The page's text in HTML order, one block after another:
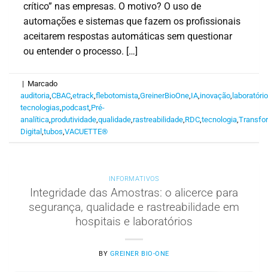
crítico” nas empresas. O motivo? O uso de
automações e sistemas que fazem os profissionais
aceitarem respostas automáticas sem questionar
ou entender o processo. […]
| Marcado
auditoria ,CBAC ,etrack ,flebotomista ,GreinerBioOne IA inovação laboratório
tecnologias ,podcast Pré-
analítica ,produtividade ,qualidade ,rastreabilidade RDC ,tecnologia ,
Digital ,tubos ,VACUETTE®
INFORMATIVOS
Integridade das Amostras: o alicerce para
segurança, qualidade e rastreabilidade em
hospitais e laboratórios
BY GREINER BIO-ONE